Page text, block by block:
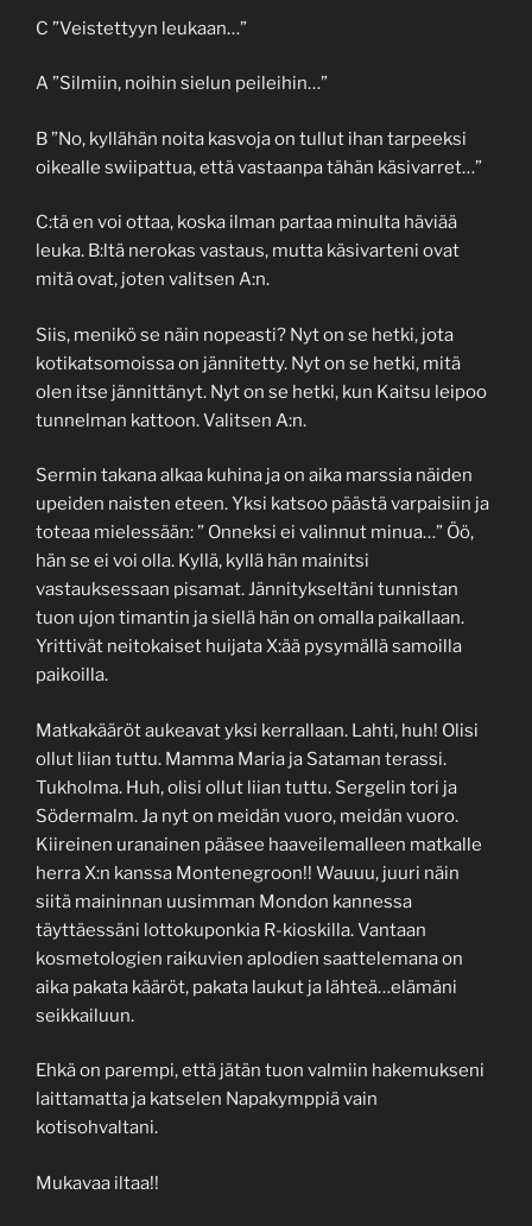
C ”Veistettyyn leukaan…”
A ”Silmiin, noihin sielun peileihin…”
B ”No, kyllähän noita kasvoja on tullut ihan tarpeeksi
oikealle swiipattua, että vastaanpa tähän käsivarret…”
C:tä en voi ottaa, koska ilman partaa minulta häviää
leuka. B:ltä nerokas vastaus, mutta käsivarteni ovat
mitä ovat, joten valitsen A:n.
Siis, menikö se näin nopeasti? Nyt on se hetki, jota
kotikatsomoissa on jännitetty. Nyt on se hetki, mitä
olen itse jännittänyt. Nyt on se hetki, kun Kaitsu leipoo
tunnelman kattoon. Valitsen A:n.
Sermin takana alkaa kuhina ja on aika marssia näiden
upeiden naisten eteen. Yksi katsoo päästä varpaisiin ja
toteaa mielessään: ” Onneksi ei valinnut minua…” Öö,
hän se ei voi olla. Kyllä, kyllä hän mainitsi
vastauksessaan pisamat. Jännitykseltäni tunnistan
tuon ujon timantin ja siellä hän on omalla paikallaan.
Yrittivät neitokaiset huijata X:ää pysymällä samoilla
paikoilla.
Matkakääröt aukeavat yksi kerrallaan. Lahti, huh! Olisi
ollut liian tuttu. Mamma Maria ja Sataman terassi.
Tukholma. Huh, olisi ollut liian tuttu. Sergelin tori ja
Södermalm. Ja nyt on meidän vuoro, meidän vuoro.
Kiireinen uranainen pääsee haaveilemalleen matkalle
herra X:n kanssa Montenegroon!! Wauuu, juuri näin
siitä maininnan uusimman Mondon kannessa
täyttäessäni lottokuponkia R-kioskilla. Vantaan
kosmetologien raikuvien aplodien saattelemana on
aika pakata kääröt, pakata laukut ja lähteä…elämäni
seikkailuun.
Ehkä on parempi, että jätän tuon valmiin hakemukseni
laittamatta ja katselen Napakymppiä vain
kotisohvaltani.
Mukavaa iltaa!!